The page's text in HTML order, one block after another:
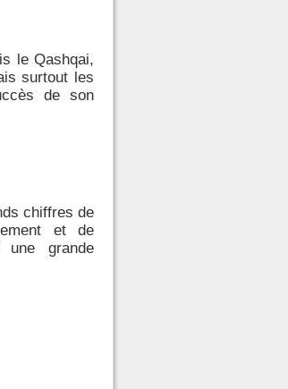
le Qashqai,
surtout les
de son
chiffres de
et de
une grande